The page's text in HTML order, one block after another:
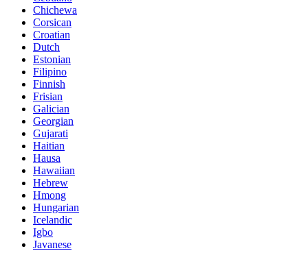
Chichewa
Corsican
Croatian
Dutch
Estonian
Filipino
Finnish
Frisian
Galician
Georgian
Gujarati
Haitian
Hausa
Hawaiian
Hebrew
Hmong
Hungarian
Icelandic
Igbo
Javanese